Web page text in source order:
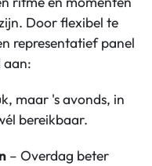
Door flexibel te
representatief panel
aan:
maar 's avonds, in
bereikbaar.
– Overdag beter